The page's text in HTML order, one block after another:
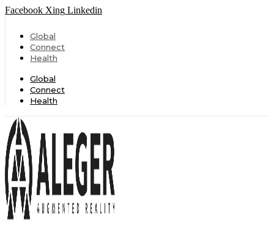
Facebook Xing Linkedin
Global
Connect
Health
Global
Connect
Health